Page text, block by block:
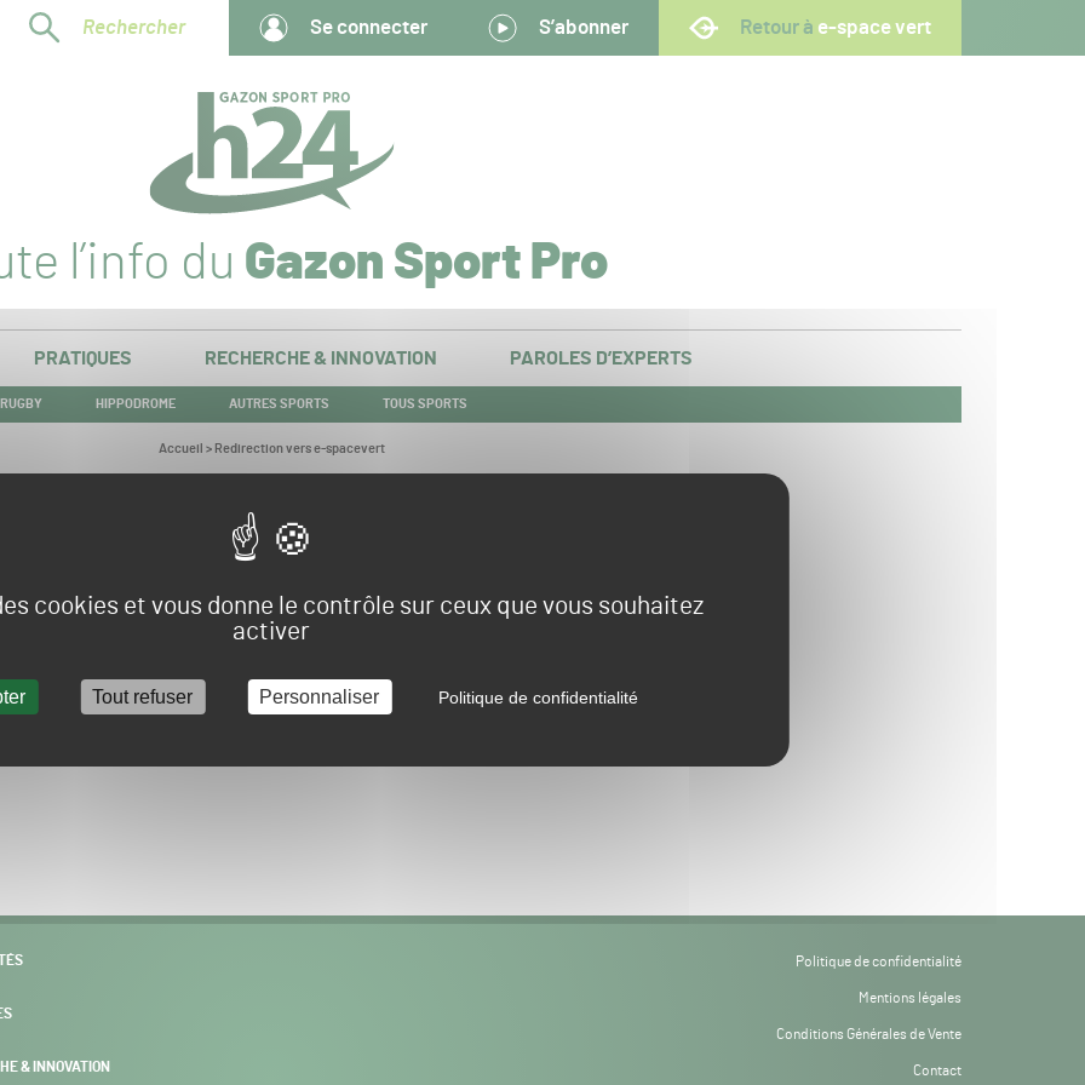
cookies et vous donne le contrôle sur ceux que vous souhaitez
activer
Tout refuser Personnaliser Politique de confidentialité
Rechercher Se connecter S’abonner Retour à e-space vert
l’info du Gazon Sport Pro
PRATIQUES RECHERCHE & INNOVATION PAROLES D’EXPERTS
RUGBY HIPPODROME AUTRES SPORTS TOUS SPORTS
Vous
Accueil > Redirection vers e-spacevert
Redirection vers e-spacevert
POURSUIVRE VERS E-SPACEVERT BY SALONVERT
& INNOVATION
Politique de confidentialité
Mentions légales
Conditions Générales de Vente
Contact